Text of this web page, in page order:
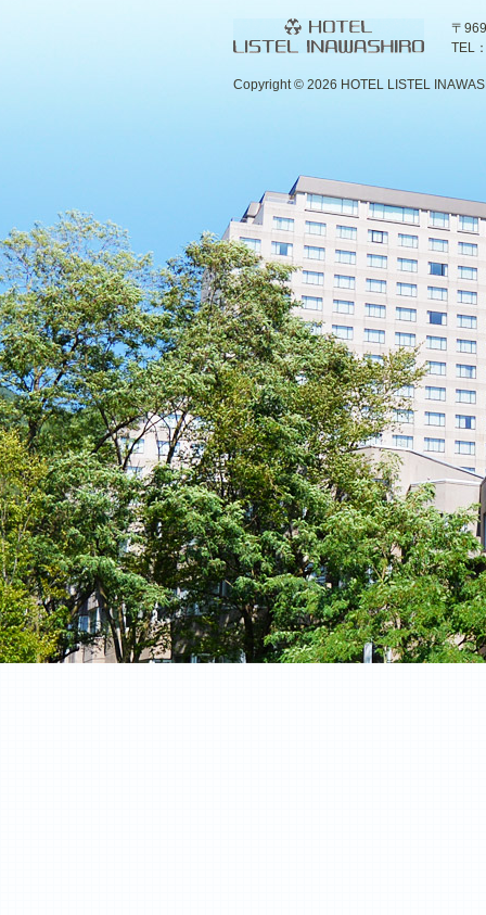
〒
TEL
Copyright © 2026 HOTEL LISTEL